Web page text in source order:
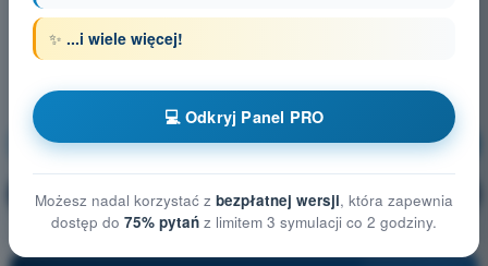
Prawo lotnicze Trening!
🔒 PRO Wyjaśnienie pytania
✨ ...i wiele więcej!
💻 Odkryj Panel PRO
Możesz nadal korzystać z bezpłatnej wersji, która zapewnia
dostęp do 75% pytań z limitem 3 symulacji co 2 godziny.